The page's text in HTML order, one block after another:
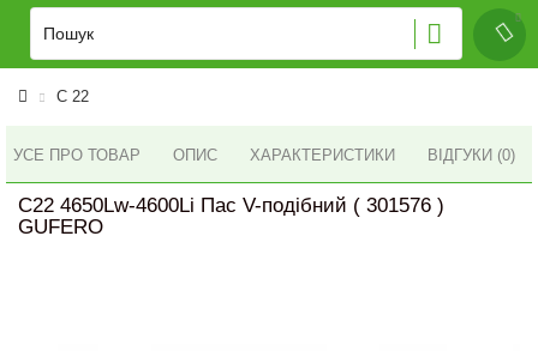
C 22
УСЕ ПРО ТОВАР ОПИС ХАРАКТЕРИСТИКИ ВІДГУКИ (0)
C22 4650Lw-4600Li Пас V-подібний ( 301576 )
GUFERO